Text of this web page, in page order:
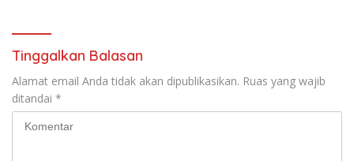
Tinggalkan Balasan
Alamat email Anda tidak akan dipublikasikan. Ruas yang wajib
ditandai *